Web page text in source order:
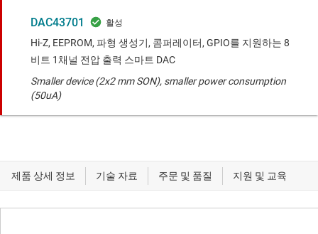
DAC43701
Hi-Z, EEPROM, 파형 생성기, 콤퍼레이터, GPIO를 지원하는 8
비트 1채널 전압 출력 스마트 DAC
Smaller device (2x2 mm SON), smaller power consumption
(50uA)